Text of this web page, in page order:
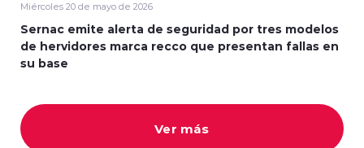
Miércoles 20 de mayo de 2026
Sernac emite alerta de seguridad por tres modelos
de hervidores marca recco que presentan fallas en
su base
Ver más